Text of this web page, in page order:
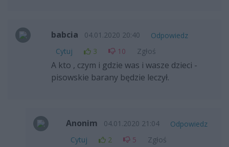
babcia 04.01.2020 20:40
Odpowiedz
Cytuj
3 10 Zgłoś
A kto , czym i gdzie was i wasze dzieci -
pisowskie barany będzie leczył.
Anonim 04.01.2020 21:04
Odpowiedz
Cytuj
2 5 Zgłoś